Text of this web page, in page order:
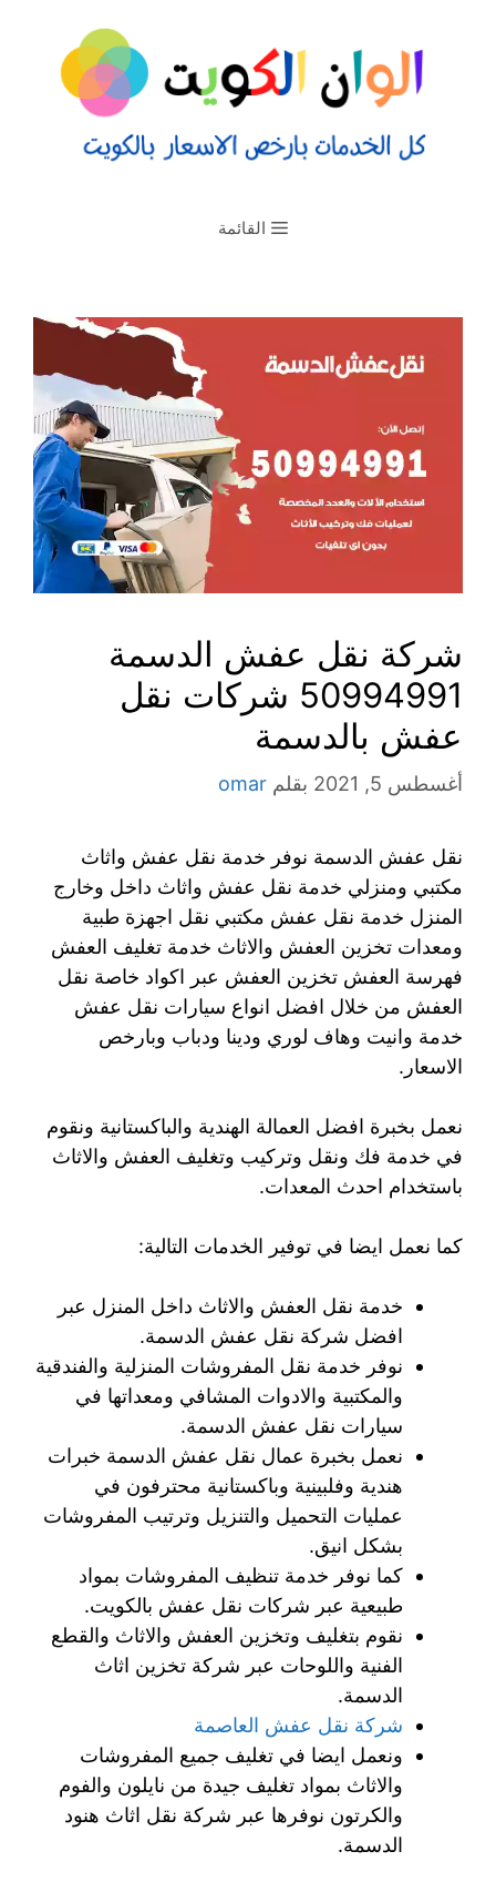
القائمة
شركة نقل عفش الدسمة
50994991 شركات نقل
عفش بالدسمة
أغسطس 5, 2021 بقلم omar
نقل عفش الدسمة نوفر خدمة نقل عفش واثاث
مكتبي ومنزلي خدمة نقل عفش واثاث داخل وخارج
المنزل خدمة نقل عفش مكتبي نقل اجهزة طبية
ومعدات تخزين العفش والاثاث خدمة تغليف العفش
فهرسة العفش تخزين العفش عبر اكواد خاصة نقل
العفش من خلال افضل انواع سيارات نقل عفش
خدمة وانيت وهاف لوري ودينا ودباب وبارخص
الاسعار.
نعمل بخبرة افضل العمالة الهندية والباكستانية ونقوم
في خدمة فك ونقل وتركيب وتغليف العفش والاثاث
باستخدام احدث المعدات.
كما نعمل ايضا في توفير الخدمات التالية:
خدمة نقل العفش والاثاث داخل المنزل عبر
افضل شركة نقل عفش الدسمة.
نوفر خدمة نقل المفروشات المنزلية والفندقية
والمكتبية والادوات المشافي ومعداتها في
سيارات نقل عفش الدسمة.
نعمل بخبرة عمال نقل عفش الدسمة خبرات
هندية وفلبينية وباكستانية محترفون في
عمليات التحميل والتنزيل وترتيب المفروشات
بشكل انيق.
كما نوفر خدمة تنظيف المفروشات بمواد
طبيعية عبر شركات نقل عفش بالكويت.
نقوم بتغليف وتخزين العفش والاثاث والقطع
الفنية واللوحات عبر شركة تخزين اثاث
الدسمة.
شركة نقل عفش العاصمة
ونعمل ايضا في تغليف جميع المفروشات
والاثاث بمواد تغليف جيدة من نايلون والفوم
والكرتون نوفرها عبر شركة نقل اثاث هنود
الدسمة.